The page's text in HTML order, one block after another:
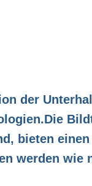
der
bieten
werden wie